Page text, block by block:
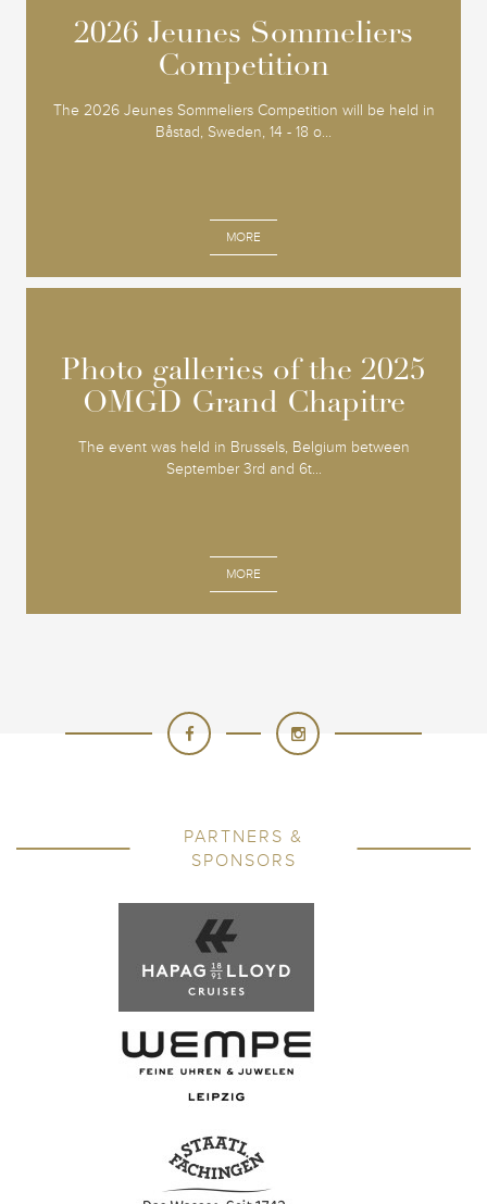
2026 Jeunes Sommeliers
Competition
The 2026 Jeunes Sommeliers Competition will be held in
Båstad, Sweden, 14 - 18 o...
MORE
2026 Jeunes Sommeliers
Competition
Photo galleries of the 2025
OMGD Grand Chapitre
The event was held in Brussels, Belgium between
September 3rd and 6t...
MORE
Photo galleries of the 2025
OMGD Grand Chapitre
PARTNERS &
SPONSORS